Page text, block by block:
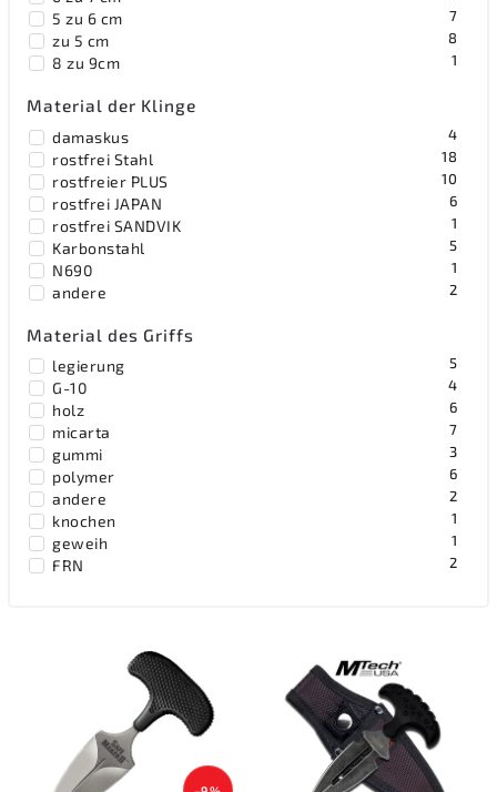
Mikov
MTech 3
Pakistan 1
Tac Force 1
United Cutlery
5 zu 6 cm 7
zu 5 cm 8
8 zu 9cm 1
Material der Klinge
damaskus 4
rostfrei Stahl 18
rostfreier PLUS 10
rostfrei JAPAN 6
rostfrei SANDVIK 1
Karbonstahl 5
N690 1
andere 2
Material des Griffs
legierung 5
G-10 4
holz 6
micarta 7
gummi 3
polymer 6
andere 2
knochen 1
geweih 1
FRN 2